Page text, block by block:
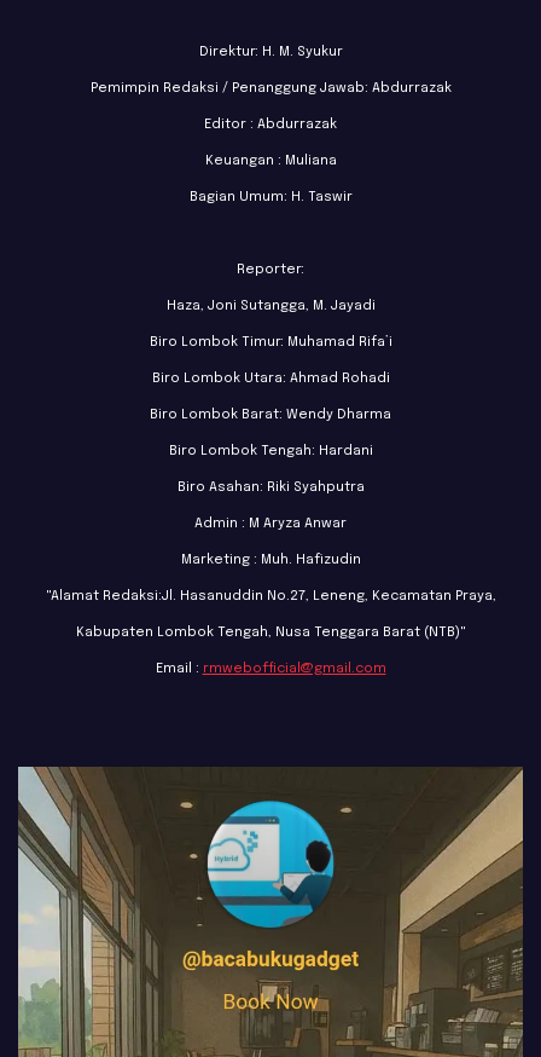
Direktur: H. M. Syukur
Pemimpin Redaksi / Penanggung Jawab: Abdurrazak
Editor : Abdurrazak
Keuangan : Muliana
Bagian Umum: H. Taswir
Reporter:
Haza, Joni Sutangga, M. Jayadi
Biro Lombok Timur: Muhamad Rifa’i
Biro Lombok Utara: Ahmad Rohadi
Biro Lombok Barat: Wendy Dharma
Biro Lombok Tengah: Hardani
Biro Asahan: Riki Syahputra
Admin : M Aryza Anwar
Marketing : Muh. Hafizudin
"Alamat Redaksi:Jl. Hasanuddin No.27, Leneng, Kecamatan Praya,
Kabupaten Lombok Tengah, Nusa Tenggara Barat (NTB)"
Email : rmwebofficial@gmail.com